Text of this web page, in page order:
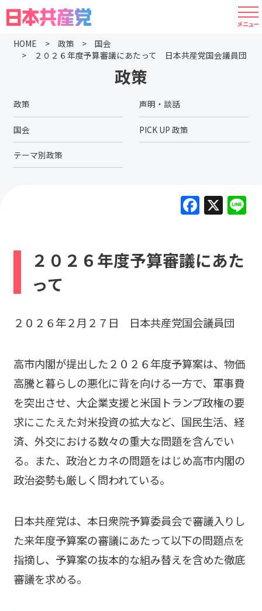
HOME 政策
国会
２０２６年度予算審議にあたって 日本共産党国会議員団
政策
政策 声明・談話
国会 PICK UP 政策
テーマ別政策
F
e
o
k
X
２０２６年度予算審議にあた
って
２０２６年２月２７日 日本共産党国会議員団
高市内閣が提出した２０２６年度予算案は、物価
高騰と暮らしの悪化に背を向ける一方で、軍事費
を突出させ、大企業支援と米国トランプ政権の要
求にこたえた対米投資の拡大など、国民生活、経
済、外交における数々の重大な問題を含んでい
る。また、政治とカネの問題をはじめ高市内閣の
政治姿勢も厳しく問われている。
日本共産党は、本日衆院予算委員会で審議入りし
た来年度予算案の審議にあたって以下の問題点を
指摘し、予算案の抜本的な組み替えを含めた徹底
審議を求める。